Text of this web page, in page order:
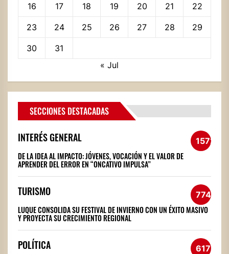
16 17 18 19 20 21 22
23 24 25 26 27 28 29
30
31
« Jul
SECCIONES DESTACADAS
INTERÉS GENERAL 1572
DE LA IDEA AL IMPACTO: JÓVENES, VOCACIÓN Y EL VALOR DE
APRENDER DEL ERROR EN “ONCATIVO IMPULSA”
TURISMO 774
LUQUE CONSOLIDA SU FESTIVAL DE INVIERNO CON UN ÉXITO MASIVO
Y PROYECTA SU CRECIMIENTO REGIONAL
POLÍTICA 617